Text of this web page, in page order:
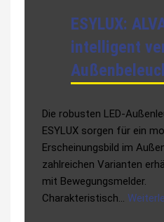
ESYLUX:
intelligent
Die robusten LED-
ESYLUX sorgen für ein
Erscheinungsbild im
zahlreichen Varianten
mit Bewegungsmelder.
Charakteristisch…